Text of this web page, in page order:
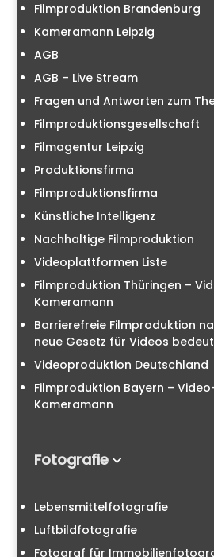
Filmproduktion Brandenburg
Kameramann Leipzig
AGB
AGB – Live Stream
Fragen und Antworten zum
Filmproduktionsgesellschaft
Filmagentur Leipzig
Produktionsfirma
Filmproduktionsfirma
Künstliche Intelligenz
Nachhaltige Filmproduktion
Videoplattformen Liste
Filmproduktion Thüringen –
Kameramann
Barrierefreie Filmproduktion
neue Gesetz für Videos
Videoproduktion Deutschland
Filmproduktion Bayern –
Kameramann
Fotografie
Lebensmittelfotografie
Luftbildfotografie
Fotograf für